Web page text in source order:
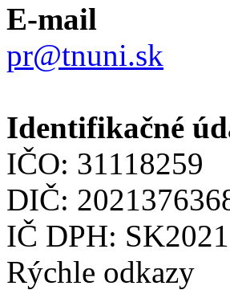
E-mail
pr@tnuni.sk
Identifikačné
IČO: 31118259
DIČ:
IČ DPH:
Rýchle odkazy